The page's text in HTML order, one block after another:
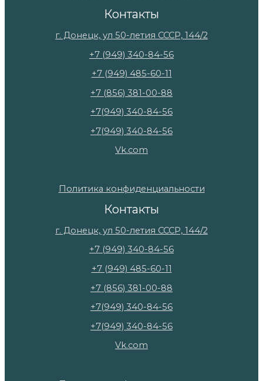
Контакты
г. Донецк, ул 50-летия СССР, 144/2
+7 (949) 340-84-56
+7 (949) 485-60-11
+7 (856) 381-00-88
+7(949) 340-84-56
+7(949) 340-84-56
Vk.com
Политика конфиденциальности
Контакты
г. Донецк, ул 50-летия СССР, 144/2
+7 (949) 340-84-56
+7 (949) 485-60-11
+7 (856) 381-00-88
+7(949) 340-84-56
+7(949) 340-84-56
Vk.com